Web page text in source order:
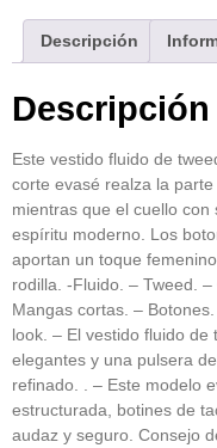
Descripción
Descripción
Este vestido fluido de
corte evasé realza la
mientras que el cuello
espíritu moderno. Los
aportan un toque
rodilla. -Fluido. – Tweed.
Mangas cortas. –
look. – El vestido fluido
elegantes y una pulsera
refinado. . – Este modelo
estructurada, botines de
audaz y seguro. Consejo